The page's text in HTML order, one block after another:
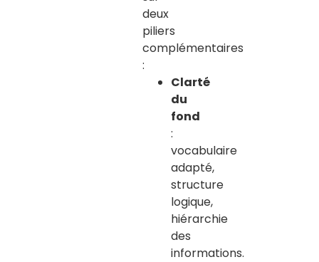
deux
piliers
complémentaires
:
Clarté
du
fond
:
vocabulaire
adapté,
structure
logique,
hiérarchie
des
informations.